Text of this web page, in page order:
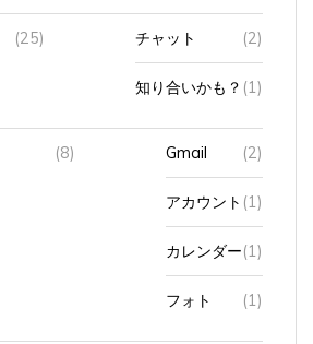
(25) (2)
知り合いかも？ (1)
(8) Gmail (2)
アカウント (1)
カレンダー (1)
(1)